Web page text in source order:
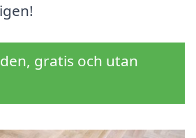
gratis och utan